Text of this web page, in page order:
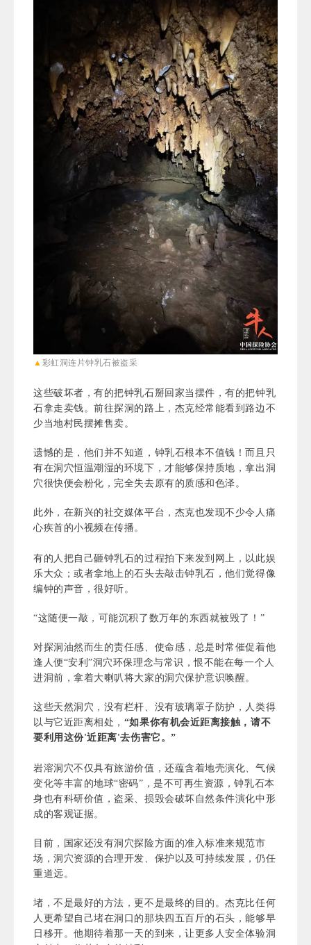
▲ 彩虹洞连片钟乳石被盗采
这些破坏者，有的把钟乳石掰回家当摆件，有的把钟乳
石拿走卖钱。前往探洞的路上，杰克经常能看到路边不
少当地村民摆摊售卖。
遗憾的是，他们并不知道，钟乳石根本不值钱！而且只
有在洞穴恒温潮湿的环境下，才能够保持质地，拿出洞
穴很快便会粉化，完全失去原有的质感和色泽。
此外，在新兴的社交媒体平台，杰克也发现不少令人痛
心疾首的小视频在传播。
有的人把自己砸钟乳石的过程拍下来发到网上，以此娱
乐大众；或者拿地上的石头去敲击钟乳石，他们觉得像
编钟的声音，很好听。
“这随便一敲，可能沉积了数万年的东西就被毁了！”
对探洞油然而生的责任感、使命感，总是时常催促着他
逢人便“安利”洞穴环保理念与常识，恨不能在每一个人
进洞前，拿着大喇叭将大家的洞穴保护意识唤醒。
这些天然洞穴，没有栏杆、没有玻璃罩子防护，人类得
以与它近距离相处， “如果你有机会近距离接触，请不
要利用这份'近距离'去伤害它。”
岩溶洞穴不仅具有旅游价值，还蕴含着地壳演化、气候
变化等丰富的地球“密码”，是不可再生资源，钟乳石本
身也有科研价值，盗采、损毁会破坏自然条件演化中形
成的客观证据。
目前，国家还没有洞穴探险方面的准入标准来规范市
场，洞穴资源的合理开发、保护以及可持续发展，仍任
重道远。
堵，不是最好的方法，更不是最终的目的。杰克比任何
人更希望自己堵在洞口的那块四五百斤的石头，能够早
日移开。他期待着那一天的到来，让更多人安全体验洞